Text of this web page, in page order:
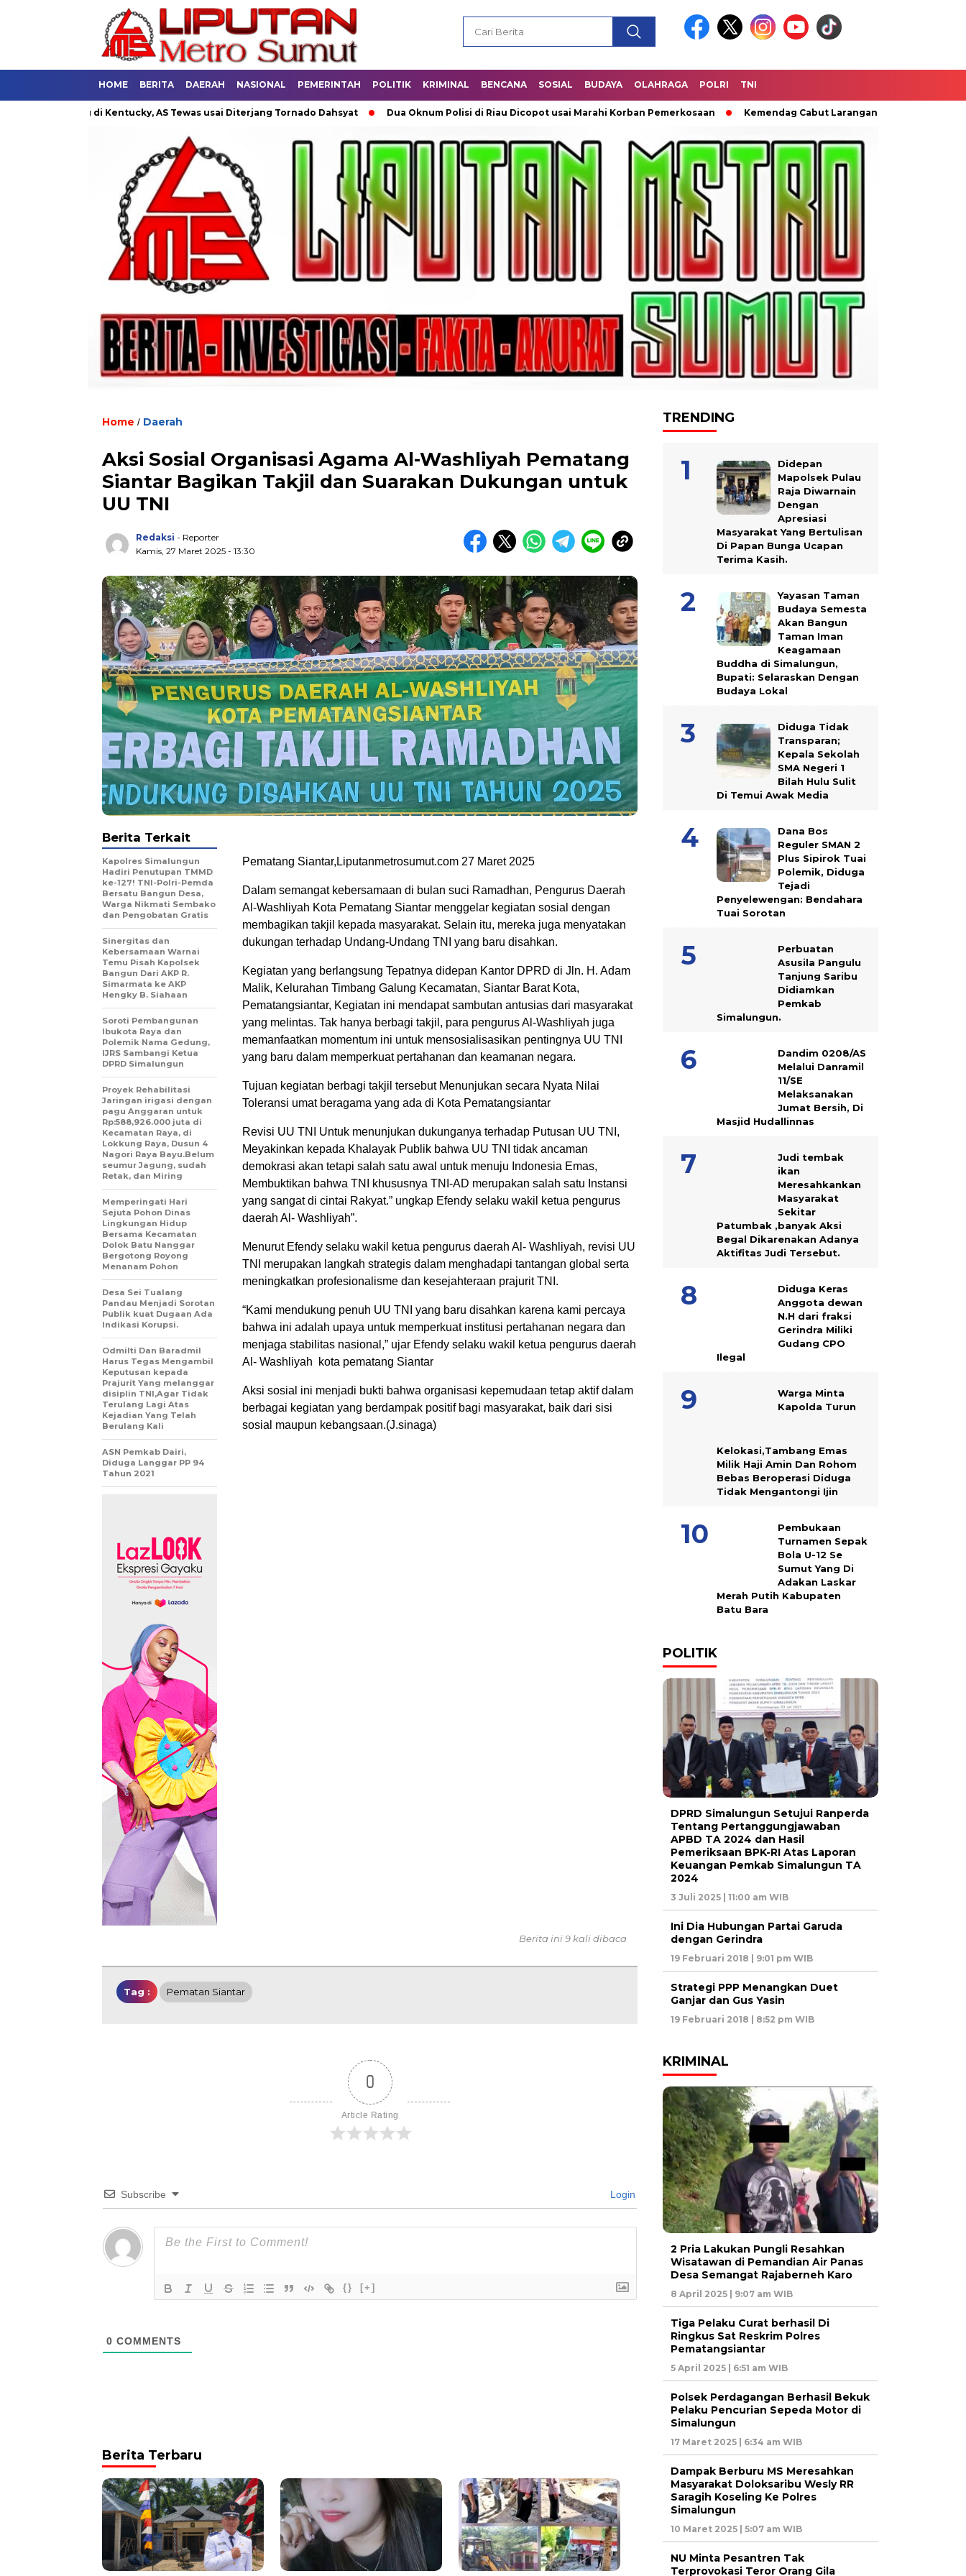
HOME BERITA DAERAH NASIONAL PEMERINTAH POLITIK KRIMINAL BENCANA SOSIAL BUDAYA OLAHRAGA POLRI TNI
Orang di Kentucky, AS Tewas usai Diterjang Tornado Dahsyat Dua Oknum Polisi di Riau Dicopot usai Marahi Korban Pemerkosaan Kemendag Cabut Larangan Penjualan Minyak Goreng
Home / Daerah
Aksi Sosial Organisasi Agama Al-Washliyah Pematang
Siantar Bagikan Takjil dan Suarakan Dukungan untuk
UU TNI
Redaksi - Reporter
Kamis, 27 Maret 2025 - 13:30
Pematang Siantar,Liputanmetrosumut.com 27 Maret 2025
Dalam semangat kebersamaan di bulan suci Ramadhan, Pengurus Daerah
Al-Washliyah Kota Pematang Siantar menggelar kegiatan sosial dengan
membagikan takjil kepada masyarakat. Selain itu, mereka juga menyatakan
dukungan terhadap Undang-Undang TNI yang baru disahkan.
Kegiatan yang berlangsung Tepatnya didepan Kantor DPRD di Jln. H. Adam
Malik, Kelurahan Timbang Galung Kecamatan, Siantar Barat Kota,
Pematangsiantar, Kegiatan ini mendapat sambutan antusias dari masyarakat
yang melintas. Tak hanya berbagi takjil, para pengurus Al-Washliyah juga
memanfaatkan momentum ini untuk mensosialisasikan pentingnya UU TNI
yang baru dalam memperkuat pertahanan dan keamanan negara.
Tujuan kegiatan berbagi takjil tersebut Menunjukan secara Nyata Nilai
Toleransi umat beragama yang ada di Kota Pematangsiantar
Revisi UU TNI Untuk menunjukan dukunganya terhadap Putusan UU TNI,
Meyakinkan kepada Khalayak Publik bahwa UU TNI tidak ancaman
demokrasi akan tetapi salah satu awal untuk menuju Indonesia Emas,
Membuktikan bahwa TNI khususnya TNI-AD merupakan salah satu Instansi
yang sangat di cintai Rakyat.” ungkap Efendy selaku wakil ketua pengurus
daerah Al- Washliyah”.
Menurut Efendy selaku wakil ketua pengurus daerah Al- Washliyah, revisi UU
TNI merupakan langkah strategis dalam menghadapi tantangan global serta
meningkatkan profesionalisme dan kesejahteraan prajurit TNI.
“Kami mendukung penuh UU TNI yang baru disahkan karena kami percaya
bahwa ini adalah upaya untuk memperkuat institusi pertahanan negara dan
menjaga stabilitas nasional,” ujar Efendy selaku wakil ketua pengurus daerah
Al- Washliyah kota pematang Siantar
Aksi sosial ini menjadi bukti bahwa organisasi kepemudaan tetap aktif dalam
berbagai kegiatan yang berdampak positif bagi masyarakat, baik dari sisi
sosial maupun kebangsaan.(J.sinaga)
Berita Terkait
Kapolres Simalungun
Hadiri Penutupan TMMD
ke-127! TNI-Polri-Pemda
Bersatu Bangun Desa,
Warga Nikmati Sembako
dan Pengobatan Gratis
Sinergitas dan
Kebersamaan Warnai
Temu Pisah Kapolsek
Bangun Dari AKP R.
Simarmata ke AKP
Hengky B. Siahaan
Soroti Pembangunan
Ibukota Raya dan
Polemik Nama Gedung,
IJRS Sambangi Ketua
DPRD Simalungun
Proyek Rehabilitasi
Jaringan irigasi dengan
pagu Anggaran untuk
Rp:588,926.000 juta di
Kecamatan Raya, di
Lokkung Raya, Dusun 4
Nagori Raya Bayu.Belum
seumur Jagung, sudah
Retak, dan Miring
Memperingati Hari
Sejuta Pohon Dinas
Lingkungan Hidup
Bersama Kecamatan
Dolok Batu Nanggar
Bergotong Royong
Menanam Pohon
Desa Sei Tualang
Pandau Menjadi Sorotan
Publik kuat Dugaan Ada
Indikasi Korupsi.
Odmilti Dan Baradmil
Harus Tegas Mengambil
Keputusan kepada
Prajurit Yang melanggar
disiplin TNI,Agar Tidak
Terulang Lagi Atas
Kejadian Yang Telah
Berulang Kali
ASN Pemkab Dairi,
Diduga Langgar PP 94
Tahun 2021
Berita ini 9 kali dibaca
Tag : Pematan Siantar
0
Article Rating
Subscribe Login
{} [+]
0 COMMENTS
Berita Terbaru
TRENDING
Didepan
Mapolsek Pulau
Raja Diwarnain
Dengan
Apresiasi
Masyarakat Yang Bertulisan
Di Papan Bunga Ucapan
Terima Kasih.
Yayasan Taman
Budaya Semesta
Akan Bangun
Taman Iman
Keagamaan
Buddha di Simalungun,
Bupati: Selaraskan Dengan
Budaya Lokal
Diduga Tidak
Transparan;
Kepala Sekolah
SMA Negeri 1
Bilah Hulu Sulit
Di Temui Awak Media
Dana Bos
Reguler SMAN 2
Plus Sipirok Tuai
Polemik, Diduga
Tejadi
Penyelewengan: Bendahara
Tuai Sorotan
Perbuatan
Asusila Pangulu
Tanjung Saribu
Didiamkan
Pemkab
Simalungun.
Dandim 0208/AS
Melalui Danramil
11/SE
Melaksanakan
Jumat Bersih, Di
Masjid Hudallinnas
Judi tembak
ikan
Meresahkankan
Masyarakat
Sekitar
Patumbak ,banyak Aksi
Begal Dikarenakan Adanya
Aktifitas Judi Tersebut.
Diduga Keras
Anggota dewan
N.H dari fraksi
Gerindra Miliki
Gudang CPO
Ilegal
Warga Minta
Kapolda Turun
Kelokasi,Tambang Emas
Milik Haji Amin Dan Rohom
Bebas Beroperasi Diduga
Tidak Mengantongi Ijin
Pembukaan
Turnamen Sepak
Bola U-12 Se
Sumut Yang Di
Adakan Laskar
Merah Putih Kabupaten
Batu Bara
POLITIK
DPRD Simalungun Setujui Ranperda
Tentang Pertanggungjawaban
APBD TA 2024 dan Hasil
Pemeriksaan BPK-RI Atas Laporan
Keuangan Pemkab Simalungun TA
2024
3 Juli 2025 | 11:00 am WIB
Ini Dia Hubungan Partai Garuda
dengan Gerindra
19 Februari 2018 | 9:01 pm WIB
Strategi PPP Menangkan Duet
Ganjar dan Gus Yasin
19 Februari 2018 | 8:52 pm WIB
KRIMINAL
2 Pria Lakukan Pungli Resahkan
Wisatawan di Pemandian Air Panas
Desa Semangat Rajaberneh Karo
8 April 2025 | 9:07 am WIB
Tiga Pelaku Curat berhasil Di
Ringkus Sat Reskrim Polres
Pematangsiantar
5 April 2025 | 6:51 am WIB
Polsek Perdagangan Berhasil Bekuk
Pelaku Pencurian Sepeda Motor di
Simalungun
17 Maret 2025 | 6:34 am WIB
Dampak Berburu MS Meresahkan
Masyarakat Doloksaribu Wesly RR
Saragih Koseling Ke Polres
Simalungun
10 Maret 2025 | 5:07 am WIB
NU Minta Pesantren Tak
Terprovokasi Teror Orang Gila